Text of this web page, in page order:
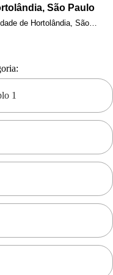
São Paulo
de Hortolândia, São…
1